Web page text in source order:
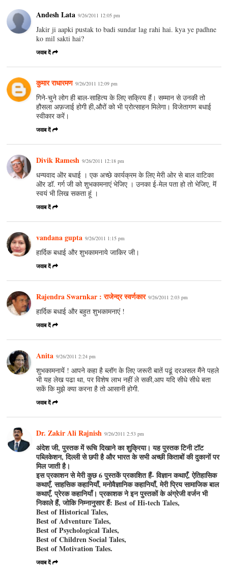
Andesh Lata 9/26/2011 12:05 pm
Jakir ji aapki pustak to badi sundar lag rahi hai. kya ye padhne
ko mil sakti hai?
जवाब दें
कुमार राधारमण 9/26/2011 12:09 pm
गिने-चुने लोग ही बाल-साहित्य के लिए सक्रिय हैं। सम्मान से उनकी तो
हौसला अफ़जाई होगी ही,औरों को भी प्रोत्साहन मिलेगा। विजेतागण बधाई
स्वीकार करें।
जवाब दें
Divik Ramesh 9/26/2011 12:18 pm
धन्यवाद ऒर बधाई । एक अच्छे कार्यक्रम के लिए मेरी ओर से बाल वाटिका
ऒर डॉ. गर्ग जी को शुभकामनाएं भेजिए । उनका ई-मेल पता हो तो भेजिए, मॆं
स्वयं भी लिख सकता हूं ।
जवाब दें
vandana gupta 9/26/2011 1:15 pm
हार्दिक बधाई और शुभकामनाये जाकिर जी।
जवाब दें
Rajendra Swarnkar : राजेन्द्र स्वर्णकार 9/26/2011 2:03 pm
हार्दिक बधाई और बहुत शुभकामनाएं !
जवाब दें
Anita 9/26/2011 2:24 pm
शुभकामनायें ! आपने कहा है ब्लॉग के लिए जरूरी बातें पढूं दरअसल मैंने पहले
भी यह लेख पढा था, पर विशेष लाभ नहीं ले सकी,आप यदि सीधे सीधे बता
सकें कि मुझे क्या करना है तो आसानी होगी.
जवाब दें
Dr. Zakir Ali Rajnish 9/26/2011 2:53 pm
अंदेश जी, पुस्‍तक में रूचि दिखाने का शुक्रिया। यह पुस्‍तक टिनी टॉट
पब्लिकेशन, दिल्‍ली से छपी है और भारत के सभी अच्‍छी किताबों की दुकानों पर
मिल जाती है।
इस प्रकाशन से मेरी कुछ 6 पुस्‍तकें प्रकाशित हैं- विज्ञान कथाएँ, ऐतिहासिक
कथाएँ, साहसिक कहानियाँ, मनोवैज्ञानिक कहानियाँ, मेरी प्रिय सामाजिक बाल
कथाएँ, प्रेरक कहानियाँ। प्रकाशक ने इन पुस्‍तकों के अंग्रेजी वर्जन भी
निकाले हैं, जोकि निम्‍नानुसार हैं: Best of Hi-tech Tales,
Best of Historical Tales,
Best of Adventure Tales,
Best of Psychological Tales,
Best of Children Social Tales,
Best of Motivation Tales.
जवाब दें